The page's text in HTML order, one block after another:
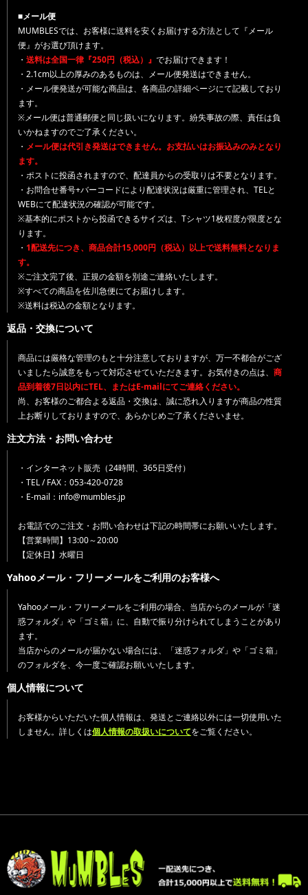
■メール便
MUMBLESでは、お客様に送料を安くお届けする方法として『メール
便』がお選び頂けます。
・ 送料は全国一律『250円（税込）』 でお届けできます！
・2.1cm以上の厚みのあるものは、メール便発送はできません。
・メール便発送が可能な商品は、各商品の詳細ページにて記載しており
ます。
※メール便は普通郵便と同じ扱いになります。紛失事故の際、責任は負
いかねますのでご了承ください。
・ メール便は代引き発送はできません。お支払いはお振込みのみとなり
ます。
・ポストに投函されますので、配達員からの受取りは不要となります。
・お問合せ番号+バーコードにより配達状況は厳重に管理され、TELと
WEBにて配達状況の確認が可能です。
※基本的にポストから投函できるサイズは、Tシャツ1枚程度が限度とな
ります。
・ 1配送先につき、商品合計15,000円（税込）以上で送料無料となりま
す。
※ご注文完了後、正規の金額を別途ご連絡いたします。
※すべての商品を佐川急便にてお届けします。
※送料は税込の金額となります。
返品・交換について
商品には厳格な管理のもと十分注意しておりますが、万一不都合がござ
いましたら誠意をもって対応させていただきます。お気付きの点は、 商
品到着後7日以内にTEL、またはE-mailにてご連絡ください。
尚、お客様のご都合よる返品・交換は、誠に恐れ入りますが商品の性質
上お断りしておりますので、あらかじめご了承くださいませ。
注文方法・お問い合わせ
・インターネット販売（24時間、365日受付）
・TEL / FAX：053-420-0728
・E-mail：info@mumbles.jp
お電話でのご注文・お問い合わせは下記の時間帯にお願いいたします。
【営業時間】13:00～20:00
【定休日】水曜日
Yahooメール・フリーメールをご利用のお客様へ
Yahooメール・フリーメールをご利用の場合、当店からのメールが「迷
惑フォルダ」や「ゴミ箱」に、自動で振り分けられてしまうことがあり
ます。
当店からのメールが届かない場合には、「迷惑フォルダ」や「ゴミ箱」
のフォルダを、今一度ご確認お願いいたします。
個人情報について
お客様からいただいた個人情報は、発送とご連絡以外には一切使用いた
しません。詳しくは個人情報の取扱いについてをご覧ください。